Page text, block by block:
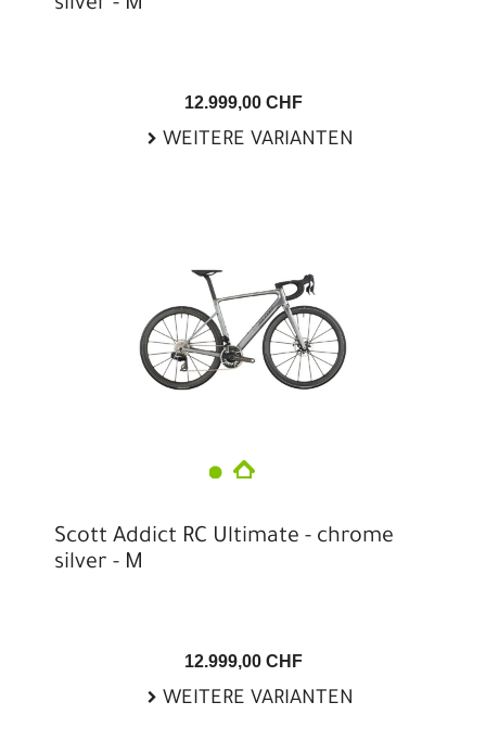
silver - M
12.999,00 CHF
WEITERE VARIANTEN
Scott Addict RC Ultimate - chrome
silver - M
12.999,00 CHF
WEITERE VARIANTEN